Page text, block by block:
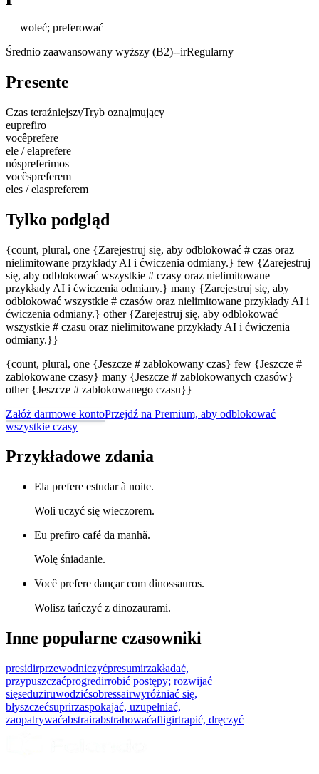
— woleć; preferować
Średnio zaawansowany wyższy (B2)--irRegularny
Presente
Czas teraźniejszyTryb oznajmujący
euprefiro
vocêprefere
ele / elaprefere
nóspreferimos
vocêspreferem
eles / elaspreferem
Tylko podgląd
{count, plural, one {Zarejestruj się, aby odblokować # czas oraz
nielimitowane przykłady AI i ćwiczenia odmiany.} few {Zarejestruj
się, aby odblokować wszystkie # czasy oraz nielimitowane
przykłady AI i ćwiczenia odmiany.} many {Zarejestruj się, aby
odblokować wszystkie # czasów oraz nielimitowane przykłady AI i
ćwiczenia odmiany.} other {Zarejestruj się, aby odblokować
wszystkie # czasu oraz nielimitowane przykłady AI i ćwiczenia
odmiany.}}
{count, plural, one {Jeszcze # zablokowany czas} few {Jeszcze #
zablokowane czasy} many {Jeszcze # zablokowanych czasów}
other {Jeszcze # zablokowanego czasu}}
Załóż darmowe kontoPrzejdź na Premium, aby odblokować
wszystkie czasy
Przykładowe zdania
Ela prefere estudar à noite.
Woli uczyć się wieczorem.
Eu prefiro café da manhã.
Wolę śniadanie.
Você prefere dançar com dinossauros.
Wolisz tańczyć z dinozaurami.
Inne popularne czasowniki
presidirprzewodniczyćpresumirzakładać,
przypuszczaćprogredirrobić postępy; rozwijać
sięseduziruwodzićsobressairwyróżniać się,
błyszczećsuprirzaspokajać, uzupełniać,
zaopatrywaćabstrairabstrahowaćafligirtrapić, dręczyć